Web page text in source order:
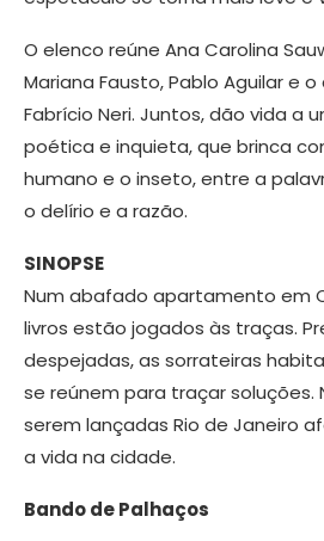
O elenco reúne Ana Carolina
Mariana Fausto, Pablo Aguilar e
Fabrício Neri. Juntos, dão vida a
poética e inquieta, que brinca
humano e o inseto, entre a
o delírio e a razão.
SINOPSE
Num abafado apartamento em
livros estão jogados às traças.
despejadas, as sorrateiras
se reúnem para traçar soluções.
serem lançadas Rio de Janeiro
a vida na cidade.
Bando de Palhaços